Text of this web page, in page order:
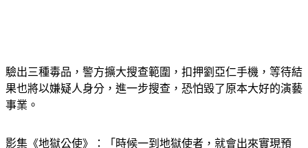
驗出三種毒品，警方擴大搜查範圍，扣押劉亞仁手機，等待結
果也將以嫌疑人身分，進一步搜查，恐怕毀了原本大好的演藝